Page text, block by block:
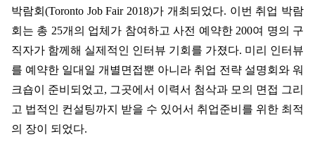
박람회 (Toronto Job Fair 2018)가 개최되었다. 이번 취업 박람
회는 총 25개의 업체가 참여하고 사전 예약한 200여 명의 구
직자가 함께해 실제적인 인터뷰 기회를 가졌다. 미리 인터뷰
를 예약한 일대일 개별면접뿐 아니라 취업 전략 설명회와 워
크숍이 준비되었고, 그곳에서 이력서 첨삭과 모의 면접 그리
고 법적인 컨설팅까지 받을 수 있어서 취업준비를 위한 최적
의 장이 되었다.